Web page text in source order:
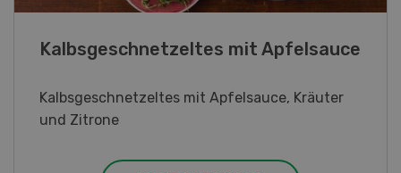
Lupinentätschli
Lupinentätschli mit Lauch, Randen und
Kräuter